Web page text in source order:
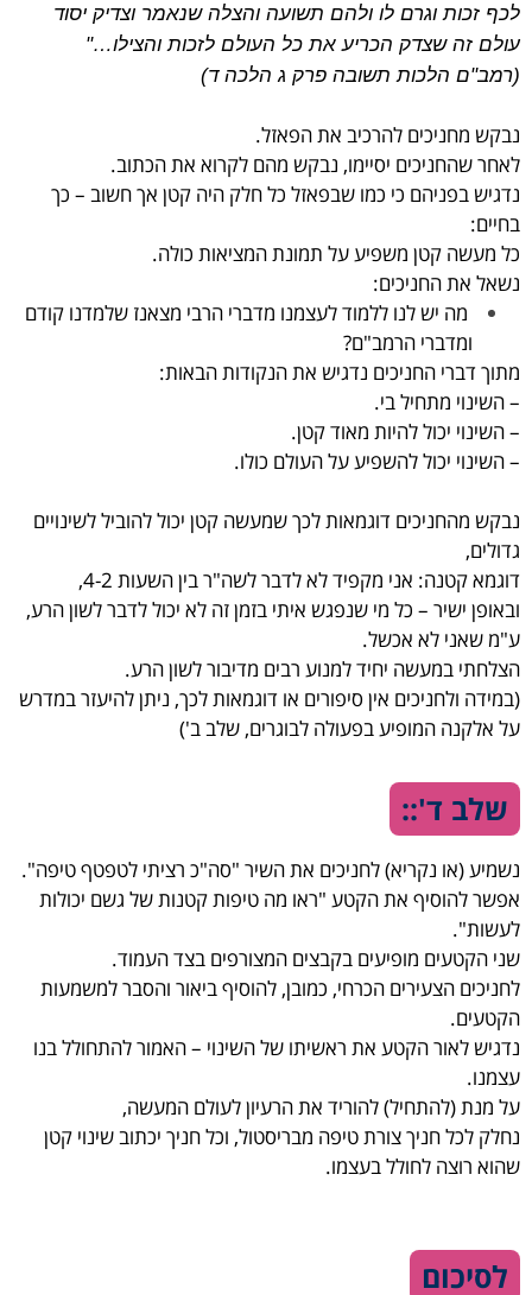
לכף זכות וגרם לו ולהם תשועה והצלה שנאמר וצדיק יסוד
עולם זה שצדק הכריע את כל העולם לזכות והצילו…"
(רמב"ם הלכות תשובה פרק ג הלכה ד)
נבקש מחניכים להרכיב את הפאזל.
לאחר שהחניכים יסיימו, נבקש מהם לקרוא את הכתוב.
נדגיש בפניהם כי כמו שבפאזל כל חלק היה קטן אך חשוב – כך
בחיים:
כל מעשה קטן משפיע על תמונת המציאות כולה.
נשאל את החניכים:
מה יש לנו ללמוד לעצמנו מדברי הרבי מצאנז שלמדנו קודם
ומדברי הרמב"ם?
מתוך דברי החניכים נדגיש את הנקודות הבאות:
– השינוי מתחיל בי.
– השינוי יכול להיות מאוד קטן.
– השינוי יכול להשפיע על העולם כולו.
נבקש מהחניכים דוגמאות לכך שמעשה קטן יכול להוביל לשינויים
גדולים,
דוגמא קטנה: אני מקפיד לא לדבר לשה"ר בין השעות 4-2,
ובאופן ישיר – כל מי שנפגש איתי בזמן זה לא יכול לדבר לשון הרע,
ע"מ שאני לא אכשל.
הצלחתי במעשה יחיד למנוע רבים מדיבור לשון הרע.
(במידה ולחניכים אין סיפורים או דוגמאות לכך, ניתן להיעזר במדרש
על אלקנה המופיע בפעולה לבוגרים, שלב ב')
שלב ד'::
נשמיע (או נקריא) לחניכים את השיר "סה"כ רציתי לטפטף טיפה".
אפשר להוסיף את הקטע "ראו מה טיפות קטנות של גשם יכולות
לעשות".
שני הקטעים מופיעים בקבצים המצורפים בצד העמוד.
לחניכים הצעירים הכרחי, כמובן, להוסיף ביאור והסבר למשמעות
הקטעים.
נדגיש לאור הקטע את ראשיתו של השינוי – האמור להתחולל בנו
עצמנו.
על מנת (להתחיל) להוריד את הרעיון לעולם המעשה,
נחלק לכל חניך צורת טיפה מבריסטול, וכל חניך יכתוב שינוי קטן
שהוא רוצה לחולל בעצמו.
לסיכום